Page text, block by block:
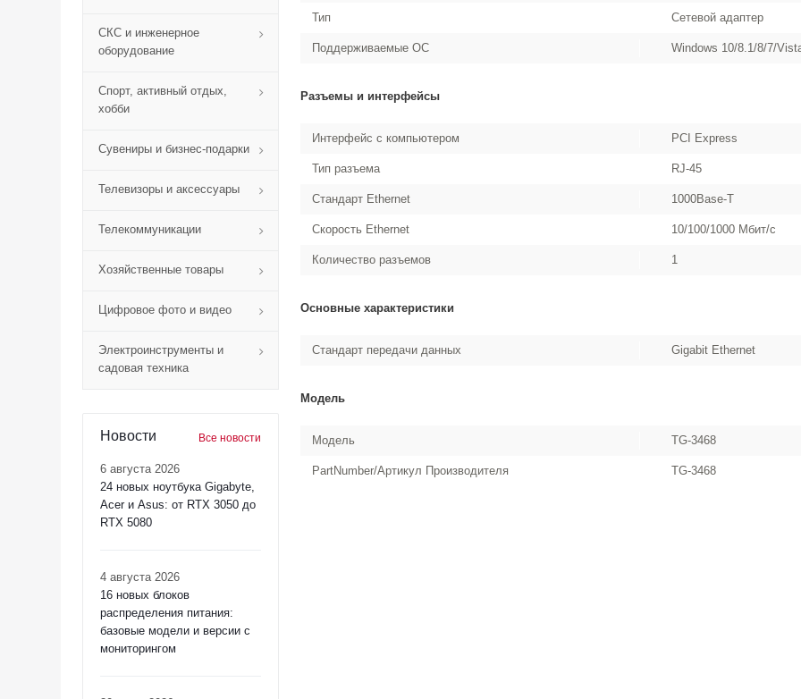
СКС и инженерное
оборудование
Спорт, активный отдых,
хобби
Сувениры и бизнес-подарки
Телевизоры и аксессуары
Телекоммуникации
Хозяйственные товары
Цифровое фото и видео
Электроинструменты и
садовая техника
Новости Все новости
6 августа 2026
24 новых ноутбука Gigabyte,
Acer и Asus: от RTX 3050 до
RTX 5080
4 августа 2026
16 новых блоков
распределения питания:
базовые модели и версии с
мониторингом
Тип Сетевой адаптер
Поддерживаемые ОС Windows 10/8.1/8/7/
Разъемы и интерфейсы
Интерфейс с компьютером PCI Express
Тип разъема RJ-45
Стандарт Ethernet 1000Base-T
Скорость Ethernet 10/100/1000 Мбит/с
Количество разъемов 1
Основные характеристики
Стандарт передачи данных Gigabit Ethernet
Модель
Модель TG-3468
PartNumber/Артикул Производителя TG-3468